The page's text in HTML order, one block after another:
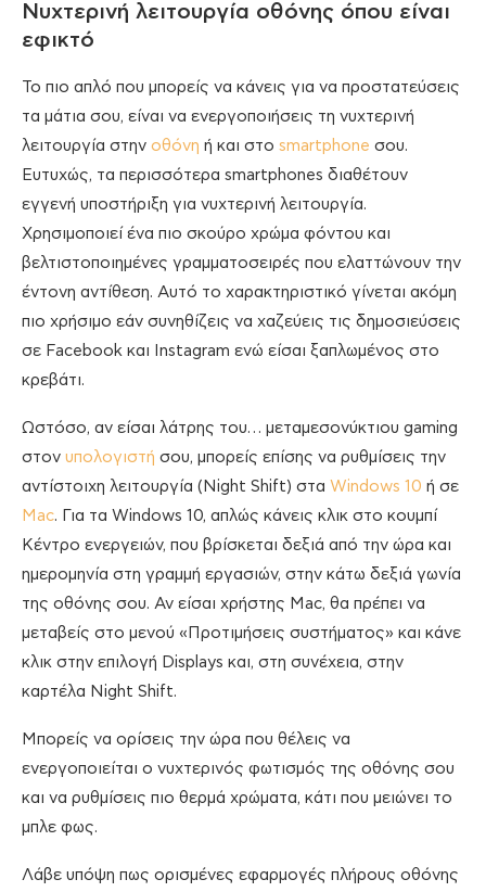
Νυχτερινή λειτουργία οθόνης όπου είναι
εφικτό
Το πιο απλό που μπορείς να κάνεις για να προστατεύσεις
τα μάτια σου, είναι να ενεργοποιήσεις τη νυχτερινή
λειτουργία στην οθόνη ή και στο smartphone σου.
Ευτυχώς, τα περισσότερα smartphones διαθέτουν
εγγενή υποστήριξη για νυχτερινή λειτουργία.
Χρησιμοποιεί ένα πιο σκούρο χρώμα φόντου και
βελτιστοποιημένες γραμματοσειρές που ελαττώνουν την
έντονη αντίθεση. Αυτό το χαρακτηριστικό γίνεται ακόμη
πιο χρήσιμο εάν συνηθίζεις να χαζεύεις τις δημοσιεύσεις
σε Facebook και Instagram ενώ είσαι ξαπλωμένος στο
κρεβάτι.
Ωστόσο, αν είσαι λάτρης του… μεταμεσονύκτιου gaming
στον υπολογιστή σου, μπορείς επίσης να ρυθμίσεις την
αντίστοιχη λειτουργία (Night Shift) στα Windows 10 ή σε
Mac. Για τα Windows 10, απλώς κάνεις κλικ στο κουμπί
Κέντρο ενεργειών, που βρίσκεται δεξιά από την ώρα και
ημερομηνία στη γραμμή εργασιών, στην κάτω δεξιά γωνία
της οθόνης σου. Αν είσαι χρήστης Mac, θα πρέπει να
μεταβείς στο μενού «Προτιμήσεις συστήματος» και κάνε
κλικ στην επιλογή Displays και, στη συνέχεια, στην
καρτέλα Night Shift.
Μπορείς να ορίσεις την ώρα που θέλεις να
ενεργοποιείται ο νυχτερινός φωτισμός της οθόνης σου
και να ρυθμίσεις πιο θερμά χρώματα, κάτι που μειώνει το
μπλε φως.
Λάβε υπόψη πως ορισμένες εφαρμογές πλήρους οθόνης